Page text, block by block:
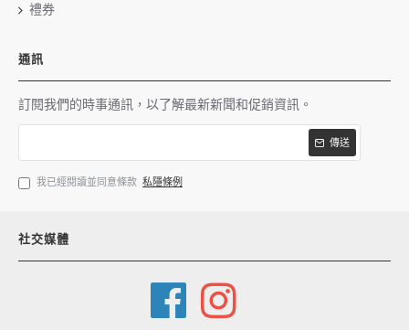
禮券
通訊
訂閱我們的時事通訊，以了解最新新聞和促銷資訊。
傳送
我已經閱讀並同意條款 私隱條例
社交媒體